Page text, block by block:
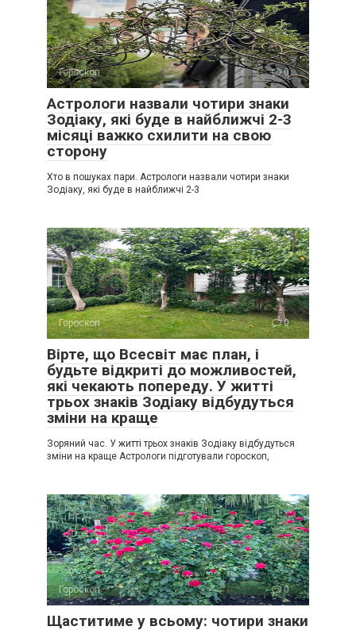
Гороскоп 0
Астрологи назвали чотири знаки
Зодіаку, які буде в найближчі 2-3
місяці важко схилити на свою
сторону
Хто в пошуках пари. Астрологи назвали чотири знаки
Зодіаку, які буде в найближчі 2-3
Гороскоп 0
Вірте, що Всесвіт має план, і
будьте відкриті до можливостей,
які чекають попереду. У житті
трьох знаків Зодіаку відбудуться
зміни на краще
Зоряний час. У житті трьох знаків Зодіаку відбудуться
зміни на краще Астрологи підготували гороскоп,
Гороскоп 0
Щаститиме у всьому: чотири знаки